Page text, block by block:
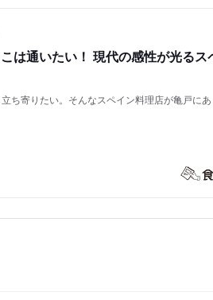
は通いたい！ 現代の感性が光るス
ち寄りたい。そんなスペイン料理店が亀戸にあ